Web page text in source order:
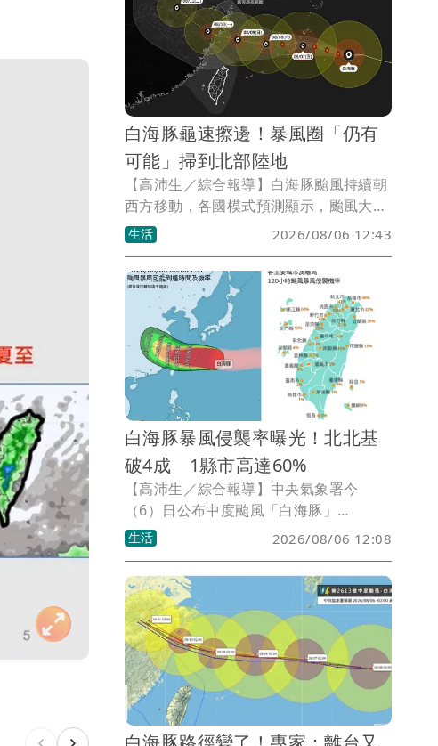
白海豚龜速擦邊！暴風圈「仍有
可能」掃到北部陸地
【高沛生／綜合報導】白海豚颱風持續朝
西方移動，各國模式預測顯示，颱風大方
向仍維持往中國浙江南部沿岸靠近，不過
由於白海豚暴風圈範圍廣大，即使核心路
徑偏向擦邊通過，台灣北部海面仍難以避
開影響。「台灣颱風論壇｜天氣特急」分
析，週末（8日至9日）將是白海豚距離台
灣最近時刻，暴風圈仍有可能掃過北部陸
地，後續影響程度將取決於颱風減弱幅度
與實際路徑變化。
生活 2026/08/06 12:43
白海豚暴風侵襲率曝光！北北基
破4成 1縣市高達60%
【高沛生／綜合報導】中央氣象署今
（6）日公布中度颱風「白海豚」
（DOLPHIN）最新120小時暴風侵襲機
率，其中連江縣（馬祖）以60%居全台最
高，基隆市48%、台北市43%、新北市
41%均突破4成，桃園市39%緊追在後，
顯示北部及北部離島將是此次颱風影響最
明顯區域。氣象署提醒，白海豚預計週末
至下週一（8日至10日）最接近台灣，北
部迎風面山區不排除出現局部豪雨。
生活 2026/08/06 12:08